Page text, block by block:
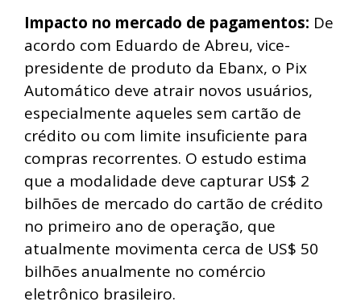
Impacto no mercado de pagamentos: De
acordo com Eduardo de Abreu, vice-
presidente de produto da Ebanx, o Pix
Automático deve atrair novos usuários,
especialmente aqueles sem cartão de
crédito ou com limite insuficiente para
compras recorrentes. O estudo estima
que a modalidade deve capturar US$ 2
bilhões de mercado do cartão de crédito
no primeiro ano de operação, que
atualmente movimenta cerca de US$ 50
bilhões anualmente no comércio
eletrônico brasileiro.